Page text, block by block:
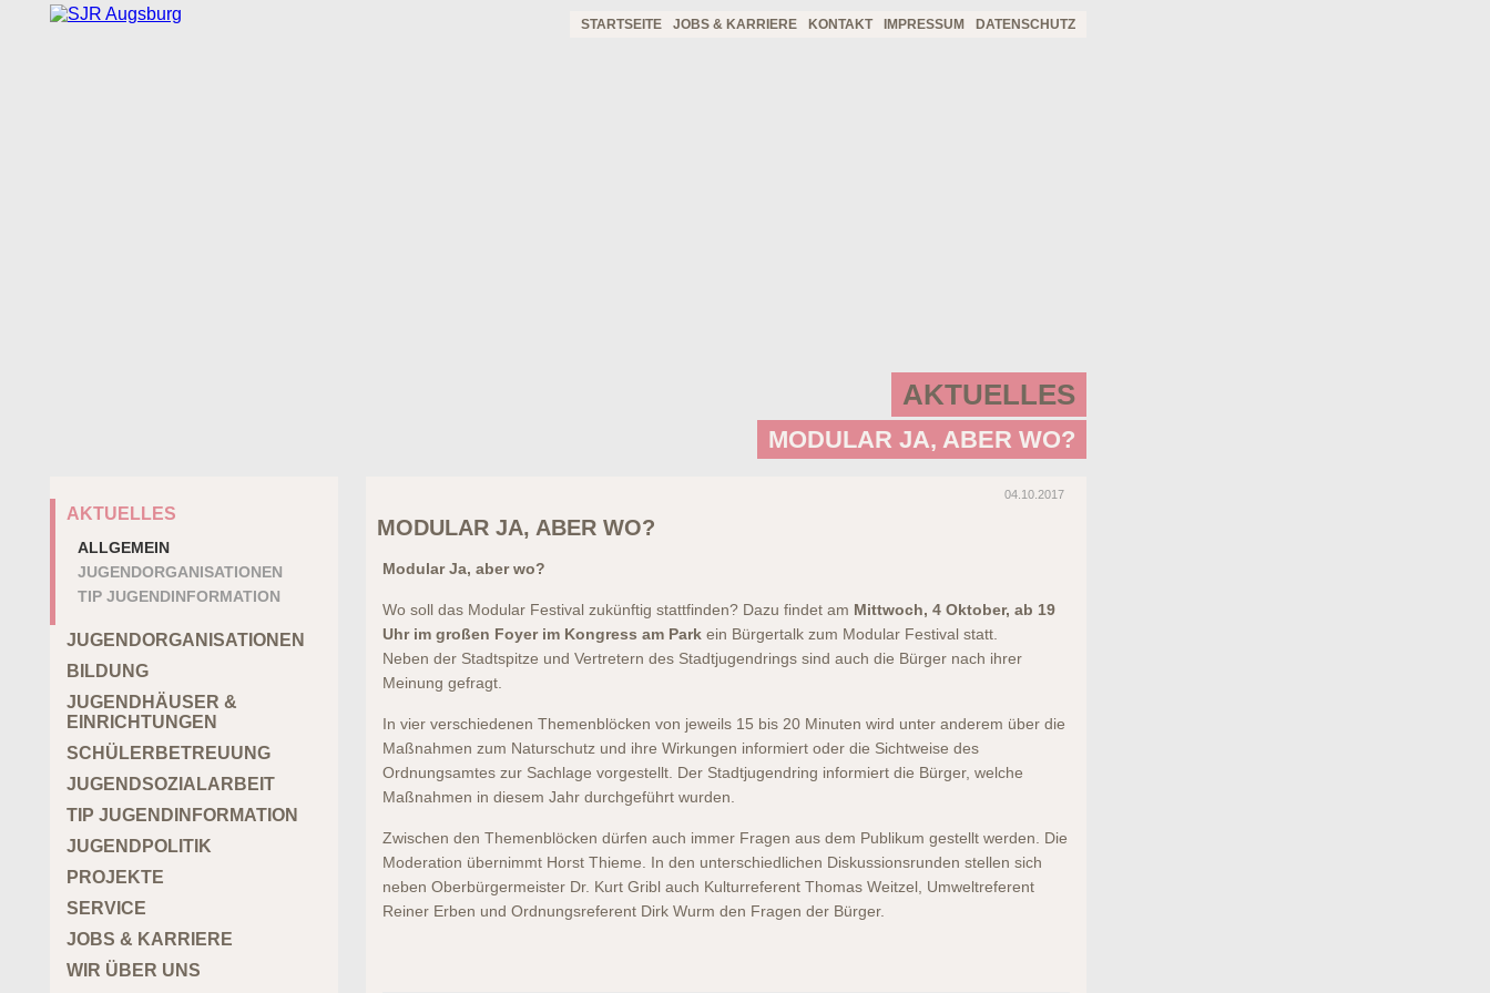
STARTSEITE JOBS & KARRIERE KONTAKT IMPRESSUM DATENSCHUTZ
AKTUELLES
MODULAR JA, ABER WO?
AKTUELLES
ALLGEMEIN
JUGENDORGANISATIONEN
TIP JUGENDINFORMATION
JUGENDORGANISATIONEN
BILDUNG
JUGENDHÄUSER &
EINRICHTUNGEN
SCHÜLERBETREUUNG
JUGENDSOZIALARBEIT
TIP JUGENDINFORMATION
JUGENDPOLITIK
PROJEKTE
SERVICE
JOBS & KARRIERE
WIR ÜBER UNS
04.10.2017
MODULAR JA, ABER WO?
Modular Ja, aber wo?
Wo soll das Modular Festival zukünftig stattfinden? Dazu findet am Mittwoch, 4 Oktober, ab 19
Uhr im großen Foyer im Kongress am Park ein Bürgertalk zum Modular Festival statt.
Neben der Stadtspitze und Vertretern des Stadtjugendrings sind auch die Bürger nach ihrer
Meinung gefragt.
In vier verschiedenen Themenblöcken von jeweils 15 bis 20 Minuten wird unter anderem über die
Maßnahmen zum Naturschutz und ihre Wirkungen informiert oder die Sichtweise des
Ordnungsamtes zur Sachlage vorgestellt. Der Stadtjugendring informiert die Bürger, welche
Maßnahmen in diesem Jahr durchgeführt wurden.
Zwischen den Themenblöcken dürfen auch immer Fragen aus dem Publikum gestellt werden. Die
Moderation übernimmt Horst Thieme. In den unterschiedlichen Diskussionsrunden stellen sich
neben Oberbürgermeister Dr. Kurt Gribl auch Kulturreferent Thomas Weitzel, Umweltreferent
Reiner Erben und Ordnungsreferent Dirk Wurm den Fragen der Bürger.